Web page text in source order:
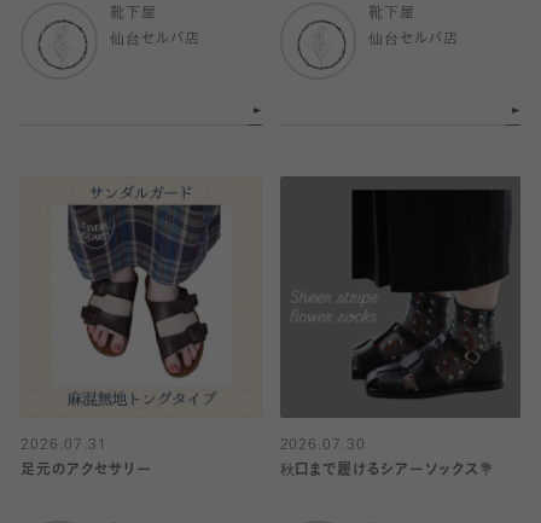
靴下屋
仙台セルバ店
靴下屋
仙台セルバ店
2026.07.31
足元のアクセサリー
2026.07.30
秋口まで履けるシアーソックス💐